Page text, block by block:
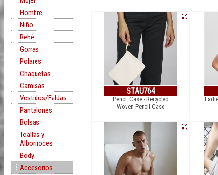
Hombre
Niño
Bebé
Gorras
Polares
Chaquetas
Camisas
Vestidos/Faldas
Pantalones
Bolsas
Toallas y
Albornoces
Body
Accesorios
STAU764
Pencil Case - Recycled
Woven Pencil Case